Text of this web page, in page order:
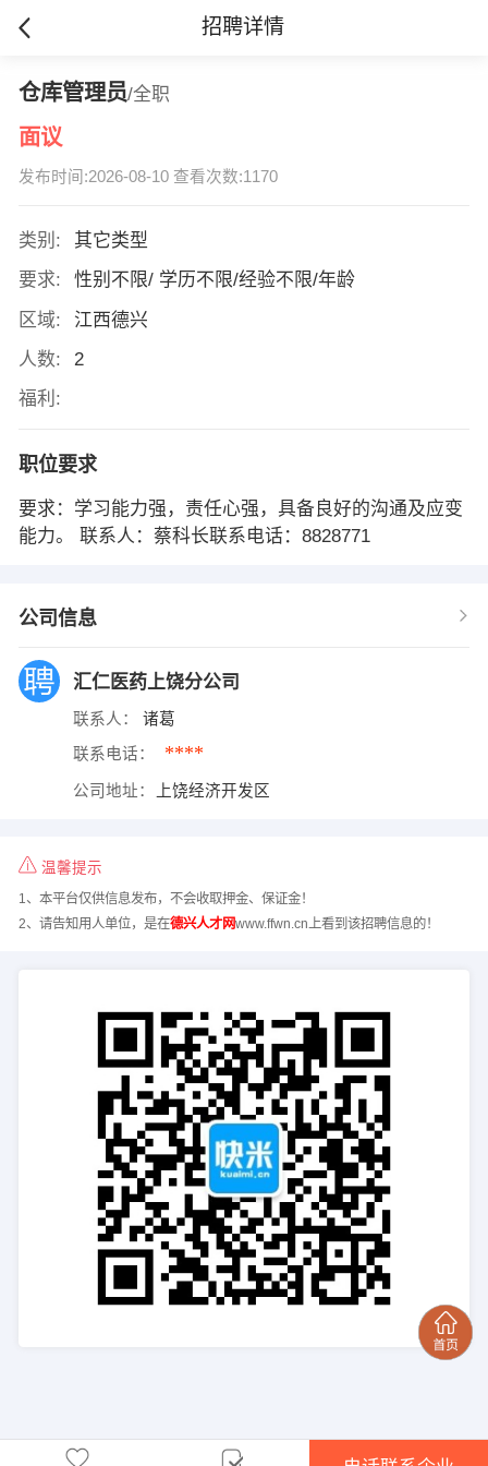
招聘详情
仓库管理员/全职
面议
发布时间:2026-08-10 查看次数:1170
类别:
其它类型
要求:
性别不限/ 学历不限/经验不限/年龄
区域:
江西德兴
人数:
2
福利:
职位要求
要求：学习能力强，责任心强，具备良好的沟通及应变
能力。 联系人：蔡科长联系电话：8828771
公司信息
汇仁医药上饶分公司
联系人： 诸葛
联系电话： ****
公司地址： 上饶经济开发区
温馨提示
1、本平台仅供信息发布，不会收取押金、保证金！
2、请告知用人单位，是在德兴人才网www.ffwn.cn上看到该招聘信息的！